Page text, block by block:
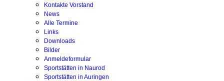
Kontakte Vorstand
News
Alle Termine
Links
Downloads
Bilder
Anmeldeformular
Sportstätten in Naurod
Sportstätten in Auringen